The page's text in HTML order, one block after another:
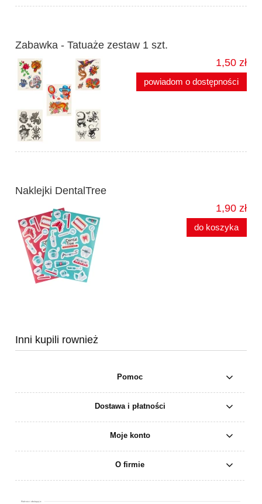
Zabawka - Tatuaże zestaw 1 szt.
1,50 zł
powiadom o dostępności
Naklejki DentalTree
1,90 zł
do koszyka
Inni kupili rownież
Pomoc
Dostawa i płatności
Moje konto
O firmie